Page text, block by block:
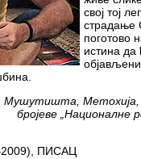
свој тој
страдање
поготово
истина да
Метохија,
бројеве „Националне
ПИСАЦ